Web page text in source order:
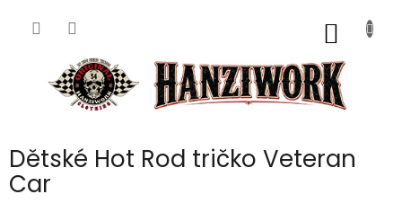
Dětské Hot Rod tričko Veteran
Car